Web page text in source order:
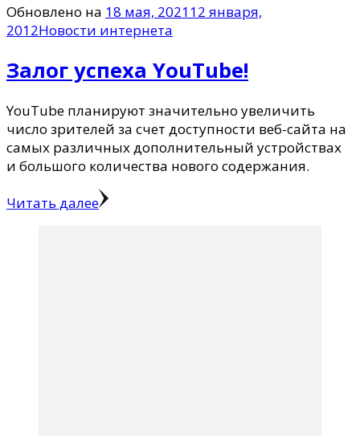
Обновлено на 18 мая, 202112 января,
2012Новости интернета
Залог успеха YouTube!
YouTube планируют значительно увеличить
число зрителей за счет доступности веб-сайта на
самых различных дополнительный устройствах
и большого количества нового содержания.
Читать далее